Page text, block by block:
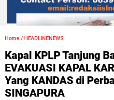
Home / HEADLINENEWS
Kapal KPLP Tanjung
EVAKUASI KAPAL
Yang KANDAS di
SINGAPURA